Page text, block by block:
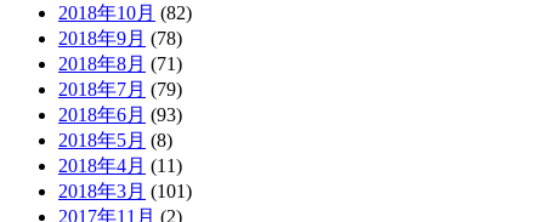
2018年10月 (82)
2018年9月 (78)
2018年8月 (71)
2018年7月 (79)
2018年6月 (93)
2018年5月 (8)
2018年4月 (11)
2018年3月 (101)
2017年11月 (2)